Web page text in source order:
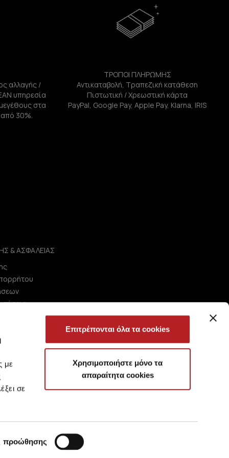
με
σε
προώθησης
Επιτρέπονται όλα τα cookies
Χρησιμοποιήστε μόνο τα
απαραίτητα cookies
αλλαγής /
υπηρεσία
στα
30%.
ΤΡΟΠΟΙ ΠΛΗΡΩΜΗΣ
Αντικαταβολή, Τραπεζική κατάθεση
Πιστωτική / Χρεωστική κάρτα
PayPal, Google Pay, Apple Pay, Klarna, IRIS
& ΑΣΦΑΛΕΙΑΣ